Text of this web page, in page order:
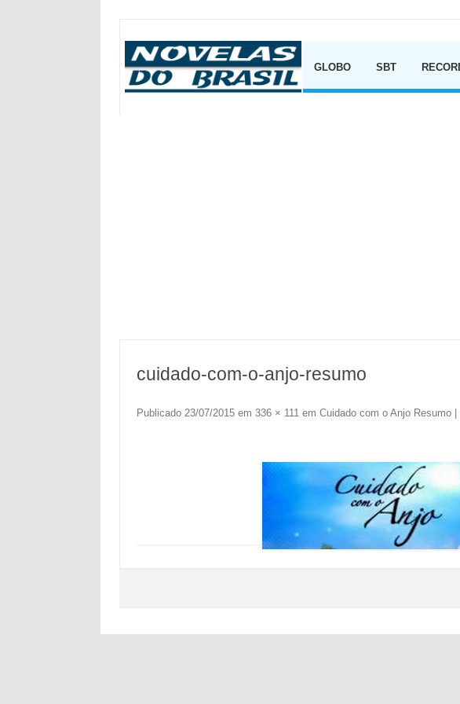
GLOBO
SBT
cuidado-com-o-anjo-resumo
Publicado 23/07/2015em 336 × 111em Cuidado com o Anjo Resumo